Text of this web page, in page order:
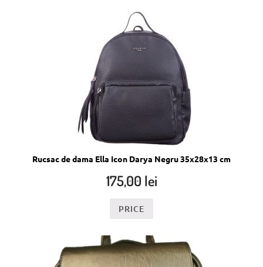
Rucsac de dama Ella Icon Darya Negru 35x28x13 cm
175,00 lei
PRICE